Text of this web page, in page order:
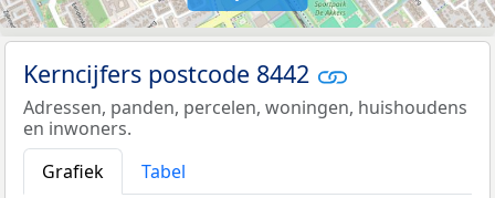
Kerncijfers postcode 8442
Adressen, panden, percelen, woningen, huishoudens
en inwoners.
Grafiek
Tabel